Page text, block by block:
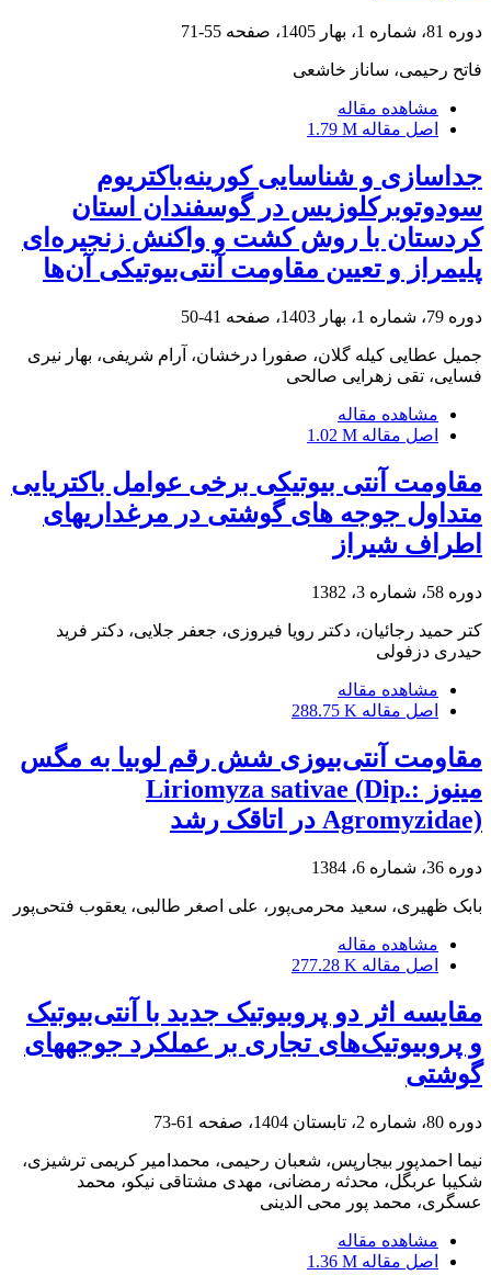
دوره 81، شماره 1، بهار 1405، صفحه 55-71
فاتح رحیمی، ساناز خاشعی
مشاهده مقاله
اصل مقاله 1.79 M
جداسازی و شناسایی کورینه‌باکتریوم
سودوتوبرکلوزیس در گوسفندان استان
کردستان با روش کشت و واکنش زنجیره‌ای
پلیمراز و تعیین مقاومت آنتی‌بیوتیکی آن‌ها
دوره 79، شماره 1، بهار 1403، صفحه 41-50
جمیل عطایی کیله گلان، صفورا درخشان، آرام شریفی، بهار نیری
فسایی، تقی زهرایی صالحی
مشاهده مقاله
اصل مقاله 1.02 M
مقاومت آنتی بیوتیکی برخی عوامل باکتریایی
متداول جوجه های گوشتی در مرغداریهای
اطراف شیراز
دوره 58، شماره 3، 1382
کتر حمید رجائیان، دکتر رویا فیروزی، جعفر جلایی، دکتر فرید
حیدری دزفولی
مشاهده مقاله
اصل مقاله 288.75 K
مقاومت آنتی‌بیوزی شش رقم لوبیا به مگس
مینوز Liriomyza sativae (Dip.:
Agromyzidae) در اتاقک رشد
دوره 36، شماره 6، 1384
بابک ظهیری، سعید محرمی‌پور، علی اصغر طالبی، یعقوب فتحی‌پور
مشاهده مقاله
اصل مقاله 277.28 K
مقایسه اثر دو پروبیوتیک جدید با آنتی‌بیوتیک
و پروبیوتیک‌های تجاری بر عملکرد جوجه‎های
گوشتی
دوره 80، شماره 2، تابستان 1404، صفحه 61-73
نیما احمدپور بیجارپس، شعبان رحیمی، محمدامیر کریمی ترشیزی،
شکیبا عربگل، محدثه رمضانی، مهدی مشتاقی نیکو، محمد
عسگری، محمد پور محی الدینی
مشاهده مقاله
اصل مقاله 1.36 M